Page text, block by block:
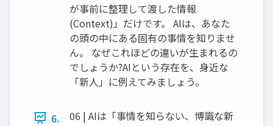
が事前に整理して渡した情報
(Context)」だけです。 AIは、あなた
の頭の中にある固有の事情を知りませ
ん。 なぜこれほどの違いが生まれるの
でしょうか?AIという存在を、身近な
「新人」に例えてみましょう。
6.
06 | AIは「事情を知らない、博識な新